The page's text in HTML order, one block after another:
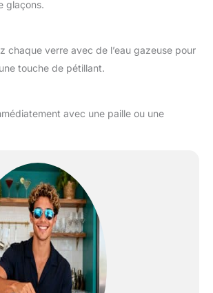
glaçons.
chaque verre avec de l’eau gazeuse pour
touche de pétillant.
avec une paille ou une